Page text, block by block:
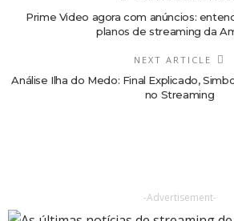
Prime Video agora com anúncios:
planos de streaming da
NEXT ARTICLE
Análise Ilha do Medo: Final Explicado,
no Streaming
-Advertisement-